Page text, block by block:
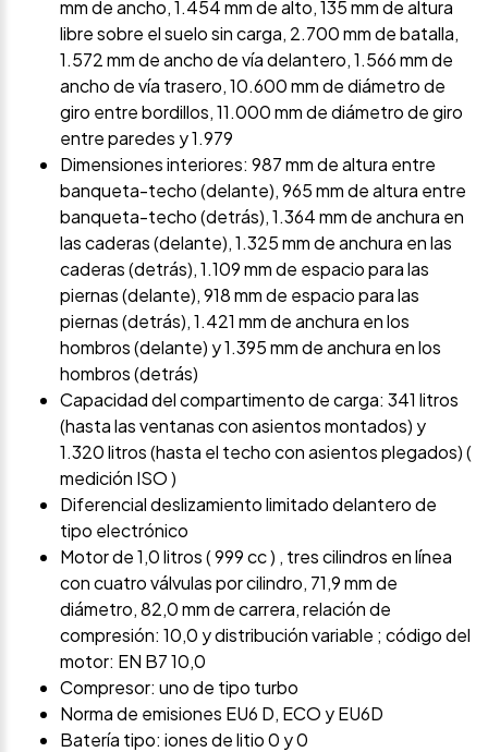
mm de ancho, 1.454 mm de alto, 135 mm de altura
libre sobre el suelo sin carga, 2.700 mm de batalla,
1.572 mm de ancho de vía delantero, 1.566 mm de
ancho de vía trasero, 10.600 mm de diámetro de
giro entre bordillos, 11.000 mm de diámetro de giro
entre paredes y 1.979
Dimensiones interiores: 987 mm de altura entre
banqueta-techo (delante), 965 mm de altura entre
banqueta-techo (detrás), 1.364 mm de anchura en
las caderas (delante), 1.325 mm de anchura en las
caderas (detrás), 1.109 mm de espacio para las
piernas (delante), 918 mm de espacio para las
piernas (detrás), 1.421 mm de anchura en los
hombros (delante) y 1.395 mm de anchura en los
hombros (detrás)
Capacidad del compartimento de carga: 341 litros
(hasta las ventanas con asientos montados) y
1.320 litros (hasta el techo con asientos plegados) (
medición ISO )
Diferencial deslizamiento limitado delantero de
tipo electrónico
Motor de 1,0 litros ( 999 cc ) , tres cilindros en línea
con cuatro válvulas por cilindro, 71,9 mm de
diámetro, 82,0 mm de carrera, relación de
compresión: 10,0 y distribución variable ; código del
motor: EN B7 10,0
Compresor: uno de tipo turbo
Norma de emisiones EU6 D, ECO y EU6D
Batería tipo: iones de litio 0 y 0